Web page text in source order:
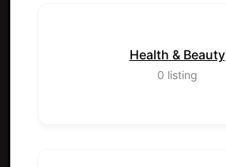
Health & Beauty
0 listing